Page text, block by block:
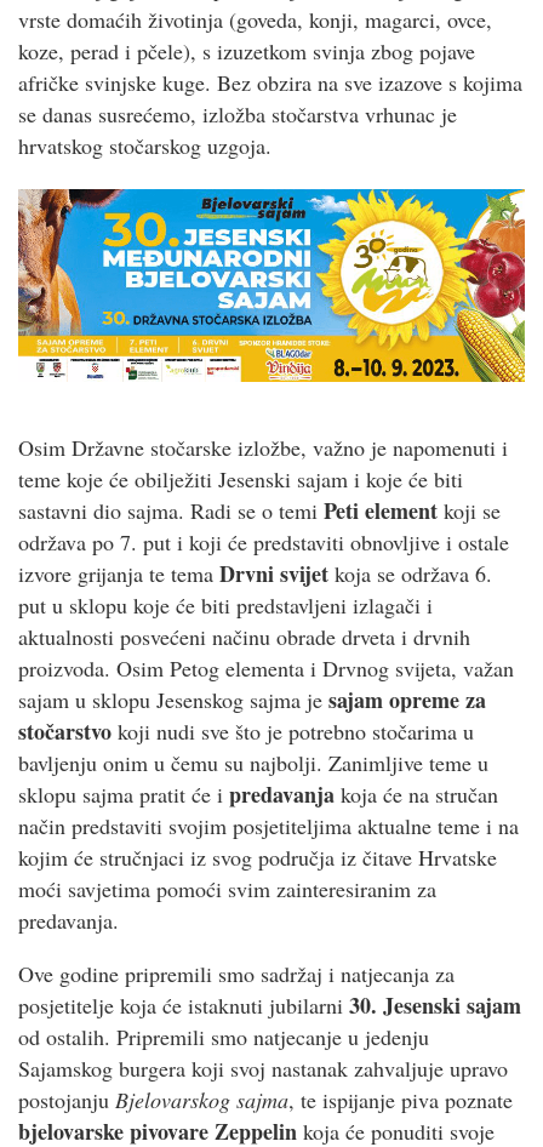
vrste domaćih životinja (goveda, konji, magarci, ovce,
koze, perad i pčele), s izuzetkom svinja zbog pojave
afričke svinjske kuge. Bez obzira na sve izazove s kojima
se danas susrećemo, izložba stočarstva vrhunac je
hrvatskog stočarskog uzgoja.
Osim Državne stočarske izložbe, važno je napomenuti i
teme koje će obilježiti Jesenski sajam i koje će biti
sastavni dio sajma. Radi se o temi Peti element koji se
održava po 7. put i koji će predstaviti obnovljive i ostale
izvore grijanja te tema Drvni svijet koja se održava 6.
put u sklopu koje će biti predstavljeni izlagači i
aktualnosti posvećeni načinu obrade drveta i drvnih
proizvoda. Osim Petog elementa i Drvnog svijeta, važan
sajam u sklopu Jesenskog sajma je sajam opreme za
stočarstvo koji nudi sve što je potrebno stočarima u
bavljenju onim u čemu su najbolji. Zanimljive teme u
sklopu sajma pratit će i predavanja koja će na stručan
način predstaviti svojim posjetiteljima aktualne teme i na
kojim će stručnjaci iz svog područja iz čitave Hrvatske
moći savjetima pomoći svim zainteresiranim za
predavanja.
Ove godine pripremili smo sadržaj i natjecanja za
posjetitelje koja će istaknuti jubilarni 30. Jesenski sajam
od ostalih. Pripremili smo natjecanje u jedenju
Sajamskog burgera koji svoj nastanak zahvaljuje upravo
postojanju Bjelovarskog sajma, te ispijanje piva poznate
bjelovarske pivovare Zeppelin koja će ponuditi svoje